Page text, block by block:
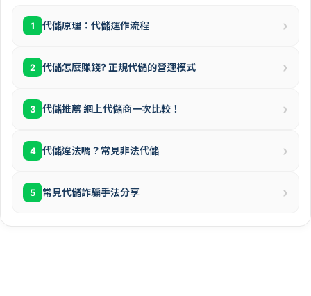
1 代儲原理：代儲運作流程 ›
2 代儲怎麼賺錢? 正規代儲的營運模式 ›
3 代儲推薦 網上代儲商一次比較！ ›
4 代儲違法嗎？常見非法代儲 ›
5 常見代儲詐騙手法分享 ›